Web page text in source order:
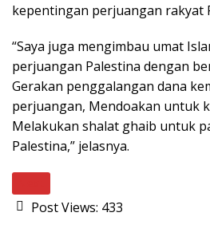
kepentingan perjuangan rakyat
“Saya juga mengimbau umat
perjuangan Palestina dengan
Gerakan penggalangan dana
perjuangan, Mendoakan untuk
Melakukan shalat ghaib untuk
Palestina,” jelasnya.
Post Views: 433